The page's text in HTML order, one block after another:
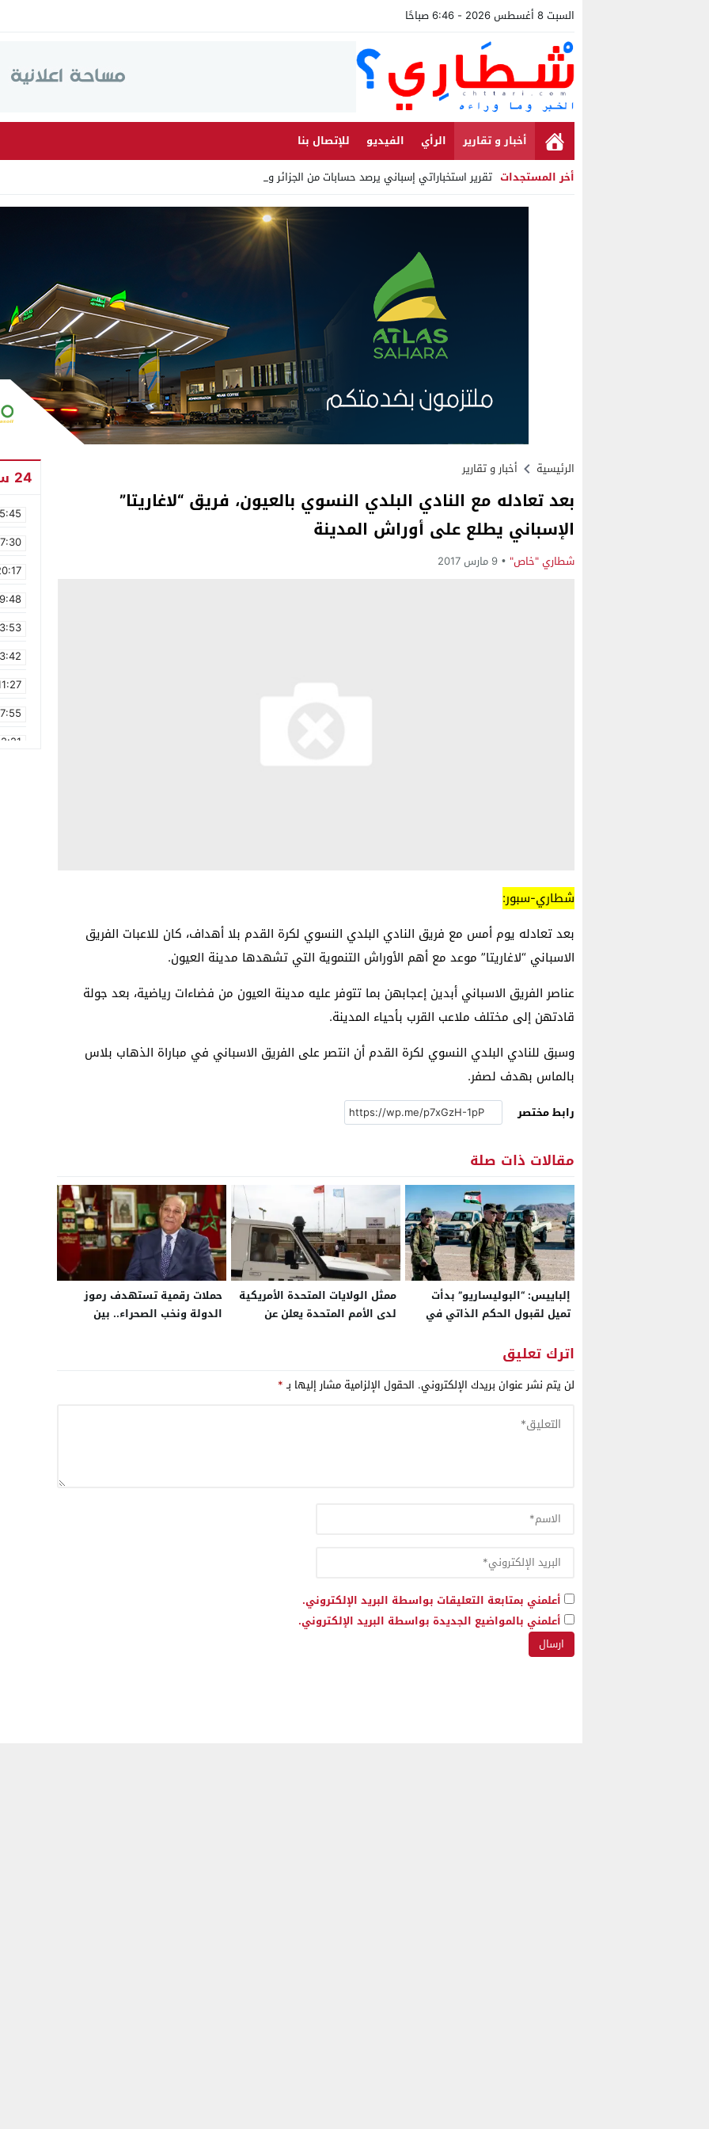
السبت 8 أغسطس 2026 - 6:46 صباحًا
أخبار و تقارير الرأي الفيديو
للإتصال بنا
أخر المستجدات تقرير استخباراتي إسباني يرصد حسابات من الجزائر وأرقاما ب_
Stop
الرئيسية أخبار و تقارير
بعد تعادله مع النادي البلدي النسوي بالعيون، فريق “لاغاريتا”
الإسباني يطلع على أوراش المدينة
شطاري "خاص" 9 مارس 2017
شطاري-سبور:
بعد تعادله يوم أمس مع فريق النادي البلدي النسوي لكرة القدم بلا أهداف، كان للاعبات الفريق
الاسباني “لاغاريتا” موعد مع أهم الأوراش التنموية التي تشهدها مدينة العيون.
عناصر الفريق الاسباني أبدين إعجابهن بما تتوفر عليه مدينة العيون من فضاءات رياضية، بعد جولة
قادتهن إلى مختلف ملاعب القرب بأحياء المدينة.
وسبق للنادي البلدي النسوي لكرة القدم أن انتصر على الفريق الاسباني في مباراة الذهاب بلاس
بالماس بهدف لصفر.
رابط مختصر
مقالات ذات صلة
إلباييس: “البوليساريو” بدأت
تميل لقبول الحكم الذاتي في
وصارت تبتعد عن خيار السلاح
ممثل الولايات المتحدة الأمريكية
لدى الأمم المتحدة يعلن عن
حملات رقمية تستهدف رموز
الدولة ونخب الصحراء.. بين
اترك تعليق
لن يتم نشر عنوان بريدك الإلكتروني. الحقول الإلزامية مشار إليها بـ*
أعلمني بمتابعة التعليقات بواسطة البريد الإلكتروني.
أعلمني بالمواضيع الجديدة بواسطة البريد الإلكتروني.
24 ساعة